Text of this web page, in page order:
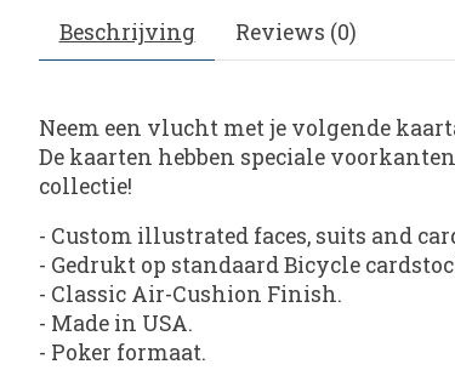
Beschrijving Reviews (0)
Neem een vlucht met je volgende
De kaarten hebben speciale
collectie!
- Custom illustrated faces, suits and
- Gedrukt op standaard Bicycle
- Classic Air-Cushion Finish.
- Made in USA.
- Poker formaat.